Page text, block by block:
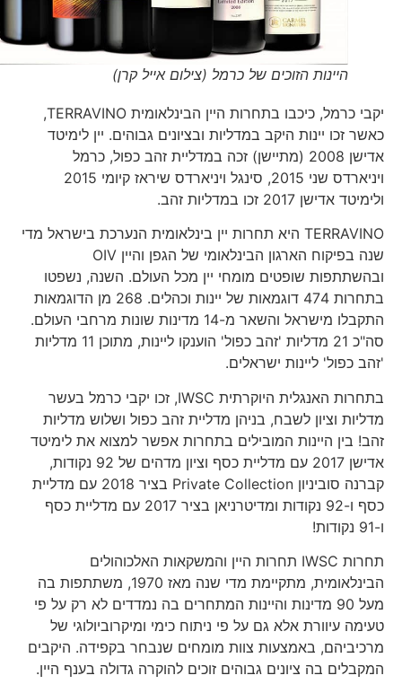
היינות הזוכים של כרמל (צילום אייל קרן)
יקבי כרמל, כיכבו בתחרות היין הבינלאומית TERRAVINO,
כאשר זכו יינות היקב במדליות ובציונים גבוהים. יין לימיטד
אדישן 2008 (מתיישן) זכה במדליית זהב כפול, כרמל
ויניארדס שני 2015, סינגל ויניארדס שיראז קיומי 2015
ולימיטד אדישן 2017 זכו במדליות זהב.
TERRAVINO היא תחרות יין בינלאומית הנערכת בישראל מדי
שנה בפיקוח הארגון הבינלאומי של הגפן והיין OIV
ובהשתתפות שופטים מומחי יין מכל העולם. השנה, נשפטו
בתחרות 474 דוגמאות של יינות וכהלים. 268 מן הדוגמאות
התקבלו מישראל והשאר מ-14 מדינות שונות מרחבי העולם.
סה"כ 21 מדליות 'זהב כפול' הוענקו ליינות, מתוכן 11 מדליות
'זהב כפול' ליינות ישראלים.
בתחרות האנגלית היוקרתית IWSC, זכו יקבי כרמל בעשר
מדליות וציון לשבח, בניהן מדליית זהב כפול ושלוש מדליות
זהב! בין היינות המובילים בתחרות אפשר למצוא את לימיטד
אדישן 2017 עם מדליית כסף וציון מדהים של 92 נקודות,
קברנה סוביניון Private Collection בציר 2018 עם מדליית
כסף ו-92 נקודות ומדיטרניאן בציר 2017 עם מדליית כסף
תחרות IWSC תחרות היין והמשקאות האלכוהולים
הבינלאומית, מתקיימת מדי שנה מאז 1970, משתתפות בה
מעל 90 מדינות והיינות המתחרים בה נמדדים לא רק על פי
טעימה עיוורת אלא גם על פי ניתוח כימי ומיקרוביולוגי של
מרכיביהם, באמצעות צוות מומחים שנבחר בקפידה. היקבים
המקבלים בה ציונים גבוהים זוכים להוקרה גדולה בענף היין.